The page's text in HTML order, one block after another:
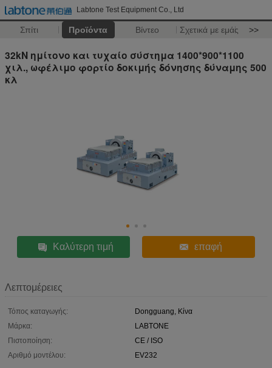
Labtone Test Equipment Co., Ltd
Σπίτι Προϊόντα Βίντεο Σχετικά με εμάς >>
32kN ημίτονο και τυχαίο σύστημα 1400*900*1100
χιλ., ωφέλιμο φορτίο δοκιμής δόνησης δύναμης 500
κλ
Καλύτερη τιμή επαφή
Λεπτομέρειες
Τόπος καταγωγής:
Dongguang, Κίνα
Μάρκα:
LABTONE
Πιστοποίηση:
CE / ISO
Αριθμό μοντέλου:
EV232